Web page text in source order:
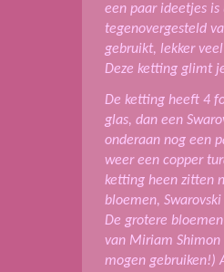
een paar ideetjes
tegenovergesteld
gebruikt, lekker
Deze ketting glimt
De ketting heeft 4
glas, dan een
onderaan nog een
weer een copper
ketting heen zitten
bloemen,
De grotere
van Miriam
mogen gebruiken!)